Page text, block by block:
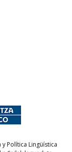
Política Lingüística